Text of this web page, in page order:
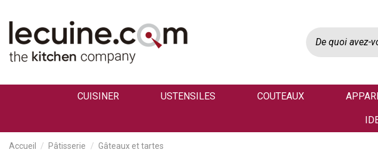
CUISINER USTENSILES COUTEAUX
Accueil Pâtisserie Gâteaux et tartes